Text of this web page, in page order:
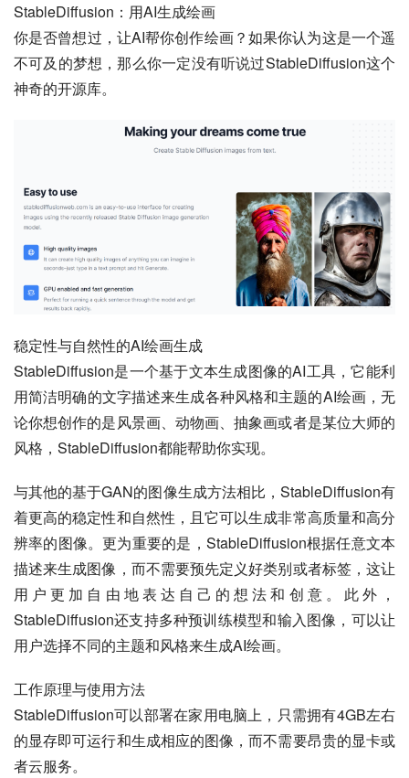
StableDiffusion：用AI生成绘画
你是否曾想过，让AI帮你创作绘画？如果你认为这是一个遥
不可及的梦想，那么你一定没有听说过StableDiffusion这个
神奇的开源库。
稳定性与自然性的AI绘画生成
StableDiffusion是一个基于文本生成图像的AI工具，它能利
用简洁明确的文字描述来生成各种风格和主题的AI绘画，无
论你想创作的是风景画、动物画、抽象画或者是某位大师的
风格，StableDiffusion都能帮助你实现。
与其他的基于GAN的图像生成方法相比，StableDiffusion有
着更高的稳定性和自然性，且它可以生成非常高质量和高分
辨率的图像。更为重要的是，StableDiffusion根据任意文本
描述来生成图像，而不需要预先定义好类别或者标签，这让
用户更加自由地表达自己的想法和创意。此外，
StableDiffusion还支持多种预训练模型和输入图像，可以让
用户选择不同的主题和风格来生成AI绘画。
工作原理与使用方法
StableDiffusion可以部署在家用电脑上，只需拥有4GB左右
的显存即可运行和生成相应的图像，而不需要昂贵的显卡或
者云服务。